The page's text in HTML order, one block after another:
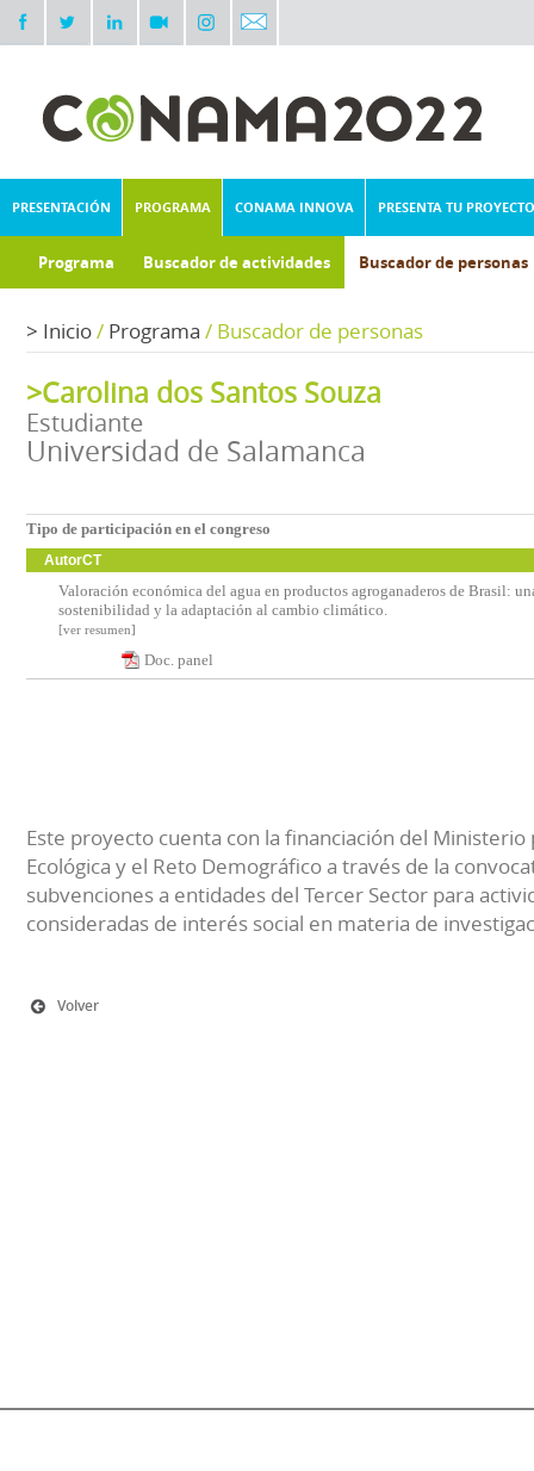
PRESENTACIÓN PROGRAMA CONAMA INNOVA PRESENTA TU PROYECTO
Programa Buscador de actividades Buscador de personas
> Inicio/ Programa / Buscador de personas
>Carolina dos Santos Souza
Estudiante
Universidad de Salamanca
Tipo de participación en el congreso
AutorCT
Valoración económica del agua en productos agroganaderos de Brasil:
sostenibilidad y la adaptación al cambio climático.
[ver resumen]
Doc. panel
Este proyecto cuenta con la financiación del Ministerio
Ecológica y el Reto Demográfico a través de la
subvenciones a entidades del Tercer Sector para
consideradas de interés social en materia de
Volver